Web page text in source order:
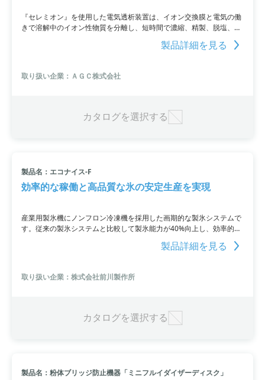
『セレミオン』を使用した電気透析装置は、イオン交換膜と電気の働
きで溶解中のイオン性物質を分離し、短時間で濃縮、精製、脱塩、回
収することができます。DHA・EPA等の食品成分やキトサン・タウリ
ンなどの医薬、化粧品成分の分離精製が可能です。さらに、実機を使
製品詳細を見る
取り扱い企業：ＡＧＣ株式会社
カタログを選択する
製品名：エコナイス-F
効率的な稼働と高品質な氷の安定生産を実現
産業用製氷機にノンフロン冷凍機を採用した画期的な製氷システムで
す。従来の製氷システムと比較して製氷能力が40%向上し、効率的な
稼働と高品質な氷の長期間安定生産を実現。また、フレーク氷は品物
の急冷に適しており、氷温での保持効果も高いです。製品詳細を見る
取り扱い企業：株式会社前川製作所
カタログを選択する
製品名：粉体ブリッジ防止機器「ミニフルイダイザーディスク」